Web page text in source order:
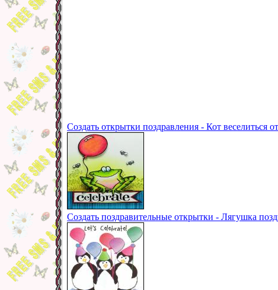
Создать открытки поздравления - Кот веселиться
Создать поздравительные открытки - Лягушка